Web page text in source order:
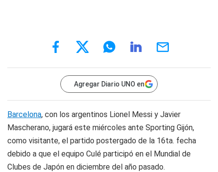
Agregar Diario UNO en
Barcelona, con los argentinos Lionel Messi y Javier
Mascherano, jugará este miércoles ante Sporting Gijón,
como visitante, el partido postergado de la 16ta. fecha
debido a que el equipo Culé participó en el Mundial de
Clubes de Japón en diciembre del año pasado.